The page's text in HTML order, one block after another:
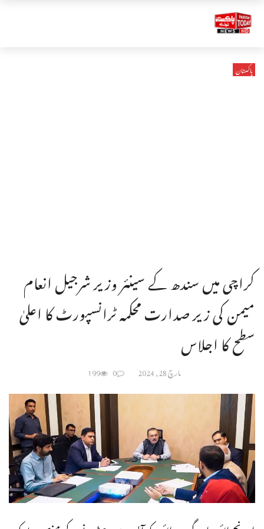
پاکستان
کراچی میں سندھ کے سینئر وزیر شرجیل انعام
میمن کی زیر صدارت محکمہ ٹرانسپورٹ کا اعلیٰ
سطح کا اجلاس
مارچ 28, 2024 0
199